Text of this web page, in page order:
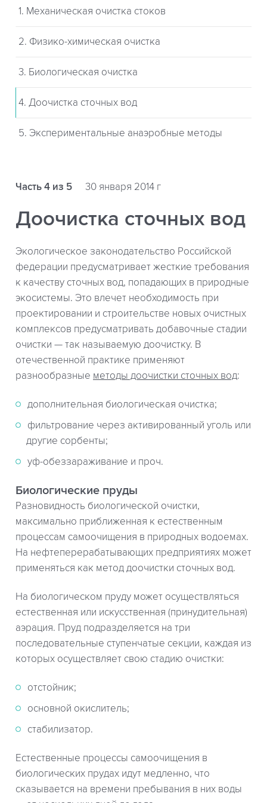
1. Механическая очистка стоков
2. Физико-химическая очистка
3. Биологическая очистка
4. Доочистка сточных вод
5. Экспериментальные анаэробные методы
Часть 4 из 5 30 января 2014 г
Доочистка сточных вод
Экологическое законодательство Российской
федерации предусматривает жесткие требования
к качеству сточных вод, попадающих в природные
экосистемы. Это влечет необходимость при
проектировании и строительстве новых очистных
комплексов предусматривать добавочные стадии
очистки — так называемую доочистку. В
отечественной практике применяют
разнообразные методы доочистки сточных вод:
дополнительная биологическая очистка;
фильтрование через активированный уголь или
другие сорбенты;
уф-обеззараживание и проч.
Биологические пруды
Разновидность биологической очистки,
максимально приближенная к естественным
процессам самоочищения в природных водоемах.
На нефтеперерабатывающих предприятиях может
применяться как метод доочистки сточных вод.
На биологическом пруду может осуществляться
естественная или искусственная (принудительная)
аэрация. Пруд подразделяется на три
последовательные ступенчатые секции, каждая из
которых осуществляет свою стадию очистки:
отстойник;
основной окислитель;
стабилизатор.
Естественные процессы самоочищения в
биологических прудах идут медленно, что
сказывается на времени пребывания в них воды